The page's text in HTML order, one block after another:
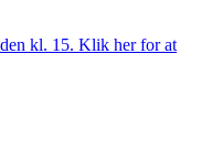
kl. 15. Klik her for at